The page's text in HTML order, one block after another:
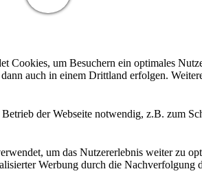
Cookies, um Besuchern ein optimales
auch in einem Drittland erfolgen.
der Webseite notwendig, z.B. zum
um das Nutzererlebnis weiter zu
Werbung durch die Nachverfolgung